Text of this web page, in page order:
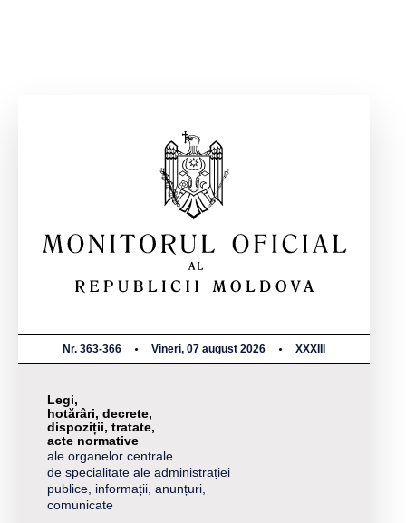
Nr. 363-366 Vineri, 07 august 2026 XXXIII
Legi,
hotărâri, decrete,
dispoziții, tratate,
acte normative
ale organelor centrale
de specialitate ale administrației
publice, informații, anunțuri,
comunicate